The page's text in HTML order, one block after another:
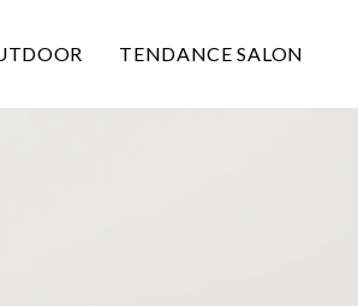
TENDANCE SALON